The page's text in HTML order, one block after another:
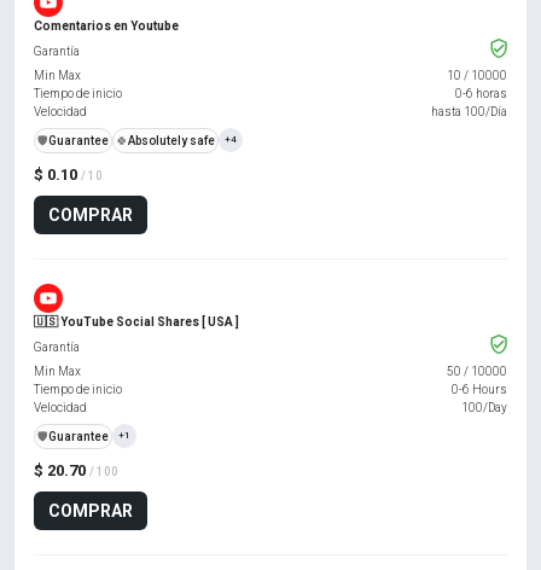
Comentarios en Youtube
$ 0.10 / 10
COMPRAR
Garantía
Min Max
10 / 10000
Tiempo de inicio
0-6 horas
Velocidad
hasta 100/Día
️🛡️Guarantee 🍀Absolutely safe +4
🇺🇸 YouTube Social Shares [ USA ]
$ 20.70 / 100
COMPRAR
Garantía
Min Max
50 / 10000
Tiempo de inicio
0-6 Hours
Velocidad
100/Day
️🛡️Guarantee +1